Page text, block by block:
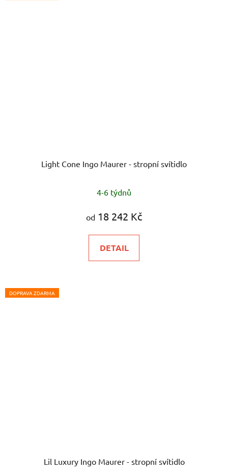
Light Cone Ingo Maurer - stropní svítidlo
4-6 týdnů
od 18 242 Kč
DETAIL
DOPRAVA ZDARMA
Lil Luxury Ingo Maurer - stropní svítidlo